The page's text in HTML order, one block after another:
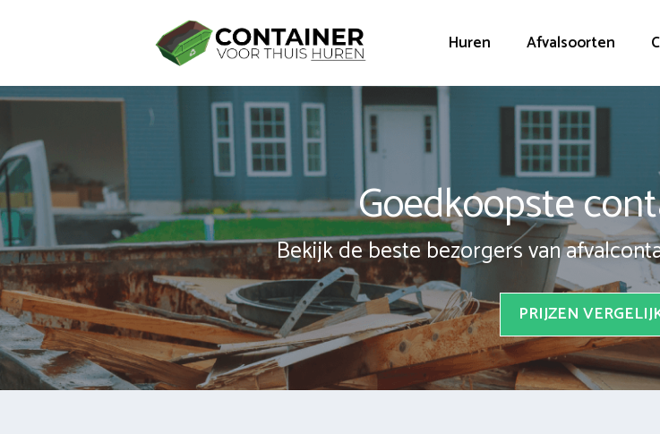
Huren Afvalsoorten
Goedkoopste
Bekijk de beste bezorgers van
PRIJZEN